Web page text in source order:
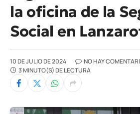
la oficina de la
Social en
10 DE JULIO DE 2024
NO HAY
3 MINUTO(S) DE LECTURA